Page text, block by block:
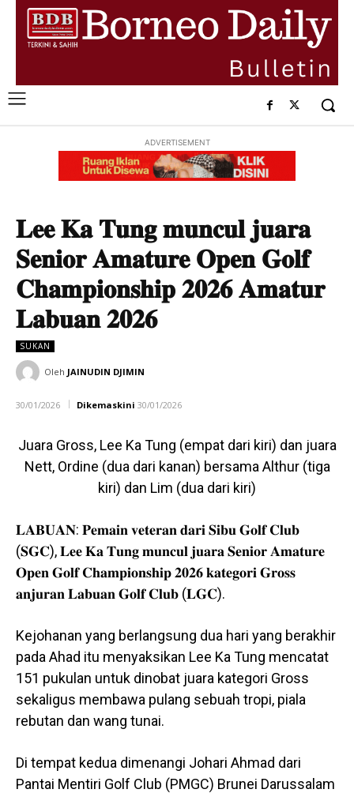
ADVERTISEMENT
𝐋𝐞𝐞 𝐊𝐚 𝐓𝐮𝐧𝐠 𝐦𝐮𝐧𝐜𝐮𝐥 𝐣𝐮𝐚𝐫𝐚
𝐒𝐞𝐧𝐢𝐨𝐫 𝐀𝐦𝐚𝐭𝐮𝐫𝐞 𝐎𝐩𝐞𝐧 𝐆𝐨𝐥𝐟
𝐂𝐡𝐚𝐦𝐩𝐢𝐨𝐧𝐬𝐡𝐢𝐩 𝟐𝟎𝟐𝟔 𝐀𝐦𝐚𝐭𝐮𝐫
𝐋𝐚𝐛𝐮𝐚𝐧 𝟐𝟎𝟐𝟔
SUKAN
Oleh JAINUDIN DJIMIN
30/01/2026 Dikemaskini 30/01/2026
Juara Gross, Lee Ka Tung (empat dari kiri) dan juara
Nett, Ordine (dua dari kanan) bersama Althur (tiga
kiri) dan Lim (dua dari kiri)
𝐋𝐀𝐁𝐔𝐀𝐍: 𝐏𝐞𝐦𝐚𝐢𝐧 𝐯𝐞𝐭𝐞𝐫𝐚𝐧 𝐝𝐚𝐫𝐢 𝐒𝐢𝐛𝐮 𝐆𝐨𝐥𝐟 𝐂𝐥𝐮𝐛
(𝐒𝐆𝐂), 𝐋𝐞𝐞 𝐊𝐚 𝐓𝐮𝐧𝐠 𝐦𝐮𝐧𝐜𝐮𝐥 𝐣𝐮𝐚𝐫𝐚 𝐒𝐞𝐧𝐢𝐨𝐫 𝐀𝐦𝐚𝐭𝐮𝐫𝐞
𝐎𝐩𝐞𝐧 𝐆𝐨𝐥𝐟 𝐂𝐡𝐚𝐦𝐩𝐢𝐨𝐧𝐬𝐡𝐢𝐩 𝟐𝟎𝟐𝟔 𝐤𝐚𝐭𝐞𝐠𝐨𝐫𝐢 𝐆𝐫𝐨𝐬𝐬
𝐚𝐧𝐣𝐮𝐫𝐚𝐧 𝐋𝐚𝐛𝐮𝐚𝐧 𝐆𝐨𝐥𝐟 𝐂𝐥𝐮𝐛 (𝐋𝐆𝐂).
Kejohanan yang berlangsung dua hari yang berakhir
pada Ahad itu menyaksikan Lee Ka Tung mencatat
151 pukulan untuk dinobat juara kategori Gross
sekaligus membawa pulang sebuah tropi, piala
rebutan dan wang tunai.
Di tempat kedua dimenangi Johari Ahmad dari
Pantai Mentiri Golf Club (PMGC) Brunei Darussalam